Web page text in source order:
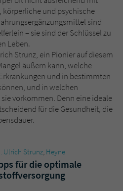
und psychische
sind
– sie sind der Schlüssel zu
Leben.
Strunz, ein Pionier auf diesem
äußern kann, welche
und in bestimmten
und in welchen
vorkommen. Denn eine ideale
für die Gesundheit, die
Ulrich Strunz Heyne
für die optimale
einzelner Buchtitel
Medien GmbH & Co. KG
gewährleistet die
der Webseite mit dem